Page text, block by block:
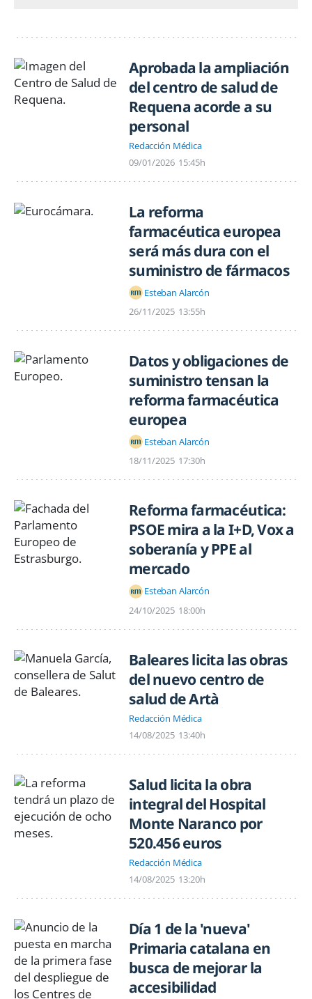
Aprobada la ampliación
del centro de salud de
Requena acorde a su
personal
Redacción Médica
09/01/2026 15:45h
La reforma
farmacéutica europea
será más dura con el
suministro de fármacos
Esteban Alarcón
26/11/2025 13:55h
Datos y obligaciones de
suministro tensan la
reforma farmacéutica
europea
Esteban Alarcón
18/11/2025 17:30h
Reforma farmacéutica:
PSOE mira a la I+D, Vox a
soberanía y PPE al
mercado
Esteban Alarcón
24/10/2025 18:00h
Baleares licita las obras
del nuevo centro de
salud de Artà
Redacción Médica
14/08/2025 13:40h
Salud licita la obra
integral del Hospital
Monte Naranco por
520.456 euros
Redacción Médica
14/08/2025 13:20h
Día 1 de la 'nueva'
Primaria catalana en
busca de mejorar la
accesibilidad